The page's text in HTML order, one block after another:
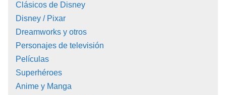
Clásicos de Disney
Disney / Pixar
Dreamworks y otros
Personajes de televisión
Películas
Superhéroes
Anime y Manga